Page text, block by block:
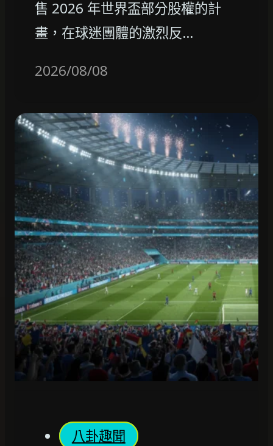
售 2026 年世界盃部分股權的計
畫，在球迷團體的激烈反…
2026/08/08
八卦趣聞